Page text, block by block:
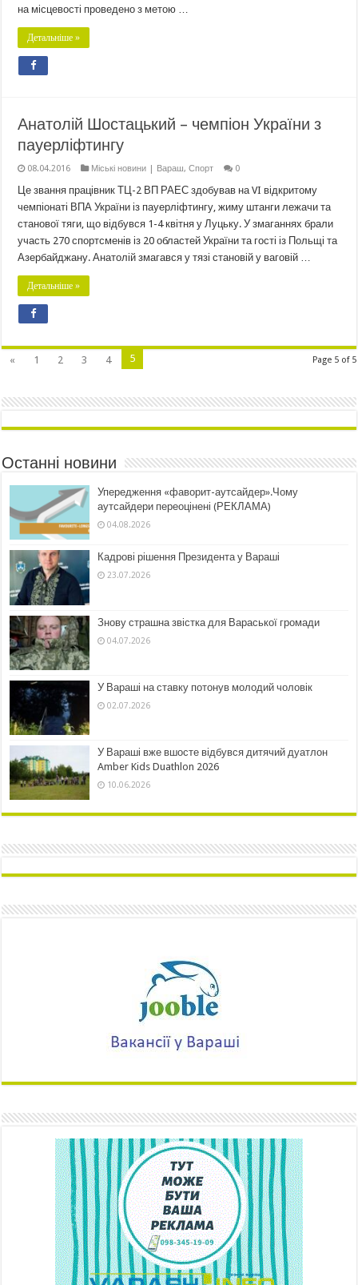
на місцевості проведено з метою …
Детальніше »
Анатолій Шостацький – чемпіон України з
пауерліфтингу
08.04.2016 Міські новини | Вараш,Спорт 0
Це звання працівник ТЦ-2 ВП РАЕС здобував на VI відкритому
чемпіонаті ВПА України із пауерліфтингу, жиму штанги лежачи та
станової тяги, що відбувся 1-4 квітня у Луцьку. У змаганнях брали
участь 270 спортсменів із 20 областей України та гості із Польщі та
Азербайджану. Анатолій змагався у тязі становій у ваговій …
Детальніше »
Page 5 of 5
« 1 2 3 4 5
Останні новини
Упередження «фаворит-аутсайдер».Чому
аутсайдери переоцінені (РЕКЛАМА)
04.08.2026
Кадрові рішення Президента у Вараші
23.07.2026
Знову страшна звістка для Вараської громади
04.07.2026
У Вараші на ставку потонув молодий чоловік
02.07.2026
У Вараші вже вшосте відбувся дитячий дуатлон
Amber Kids Duathlon 2026
10.06.2026